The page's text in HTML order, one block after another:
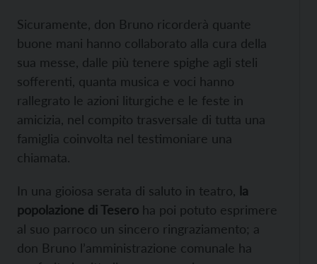
Sicuramente, don Bruno ricorderà quante
buone mani hanno collaborato alla cura della
sua messe, dalle più tenere spighe agli steli
sofferenti, quanta musica e voci hanno
rallegrato le azioni liturgiche e le feste in
amicizia, nel compito trasversale di tutta una
famiglia coinvolta nel testimoniare una
chiamata.
In una gioiosa serata di saluto in teatro, la
popolazione di Tesero ha poi potuto esprimere
al suo parroco un sincero ringraziamento; a
don Bruno l’amministrazione comunale ha